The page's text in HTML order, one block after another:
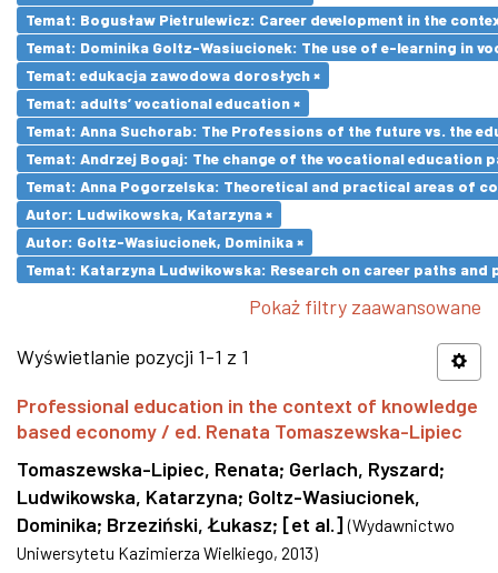
Temat: Bogusław Pietrulewicz: Career development in the
Temat: Dominika Goltz-Wasiucionek: The use of e-learning in
Temat: edukacja zawodowa dorosłych ×
Temat: adults’ vocational education ×
Temat: Anna Suchorab: The Professions of the future vs. the
Temat: Andrzej Bogaj: The change of the vocational education
Temat: Anna Pogorzelska: Theoretical and practical areas of
Autor: Ludwikowska, Katarzyna ×
Autor: Goltz-Wasiucionek, Dominika ×
Temat: Katarzyna Ludwikowska: Research on career paths
Pokaż filtry zaawansowane
Wyświetlanie pozycji 1-1 z 1
Professional education in the context of knowledge
based economy / ed. Renata Tomaszewska-Lipiec
Tomaszewska-Lipiec, Renata; Gerlach, Ryszard;
Ludwikowska, Katarzyna; Goltz-Wasiucionek,
Dominika; Brzeziński, Łukasz; [et al.] (Wydawnictwo
Uniwersytetu Kazimierza Wielkiego, 2013)